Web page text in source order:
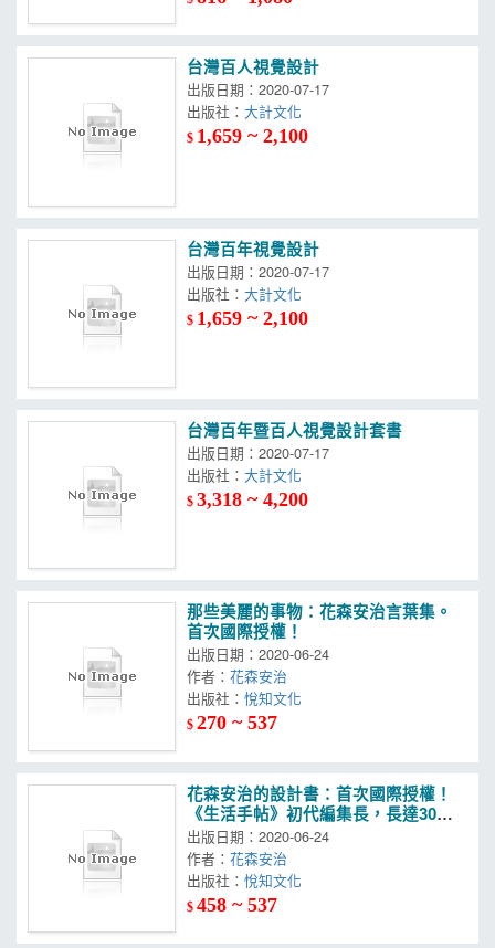
台灣百人視覺設計
出版日期：2020-07-17
出版社：
$ 1,659 ~ 2,100
台灣百年視覺設計
出版日期：2020-07-17
出版社：
$ 1,659 ~ 2,100
台灣百年暨百人視覺設計套書
出版日期：2020-07-17
出版社：
$3,318 ~ 4,200
那些美麗的事物：花森安治言葉集。
首次國際授權！
出版日期：2020-06-24
作者：花森安治
出版社：
$270 ~ 537
花森安治的設計書：首次國際授權！
《生活手帖》初代編集長，長達30年
的工藝美學
出版日期：2020-06-24
作者：花森安治
出版社：
$458 ~ 537